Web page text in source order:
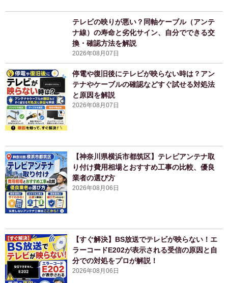
テレビの映りが悪い？同軸ケーブル（アンテ
ナ線）の寿命と劣化サイン、自分でできる交
換・確認方法を解説
2026年08月07日
停電や復旧後にテレビが映らない時は？アン
テナやケーブルの確認などすぐ試せる対処法
と原因を解説
2026年08月07日
【神奈川県横浜市都筑区】テレビアンテナ取
り付け費用相場とおすすめ工事の比較、優良
業者の選び方
2026年08月06日
【すぐ解決】BS放送でテレビが映らない！エ
ラーコードE202が表示される受信の原因と自
分での対処をプロが解説！
2026年08月06日